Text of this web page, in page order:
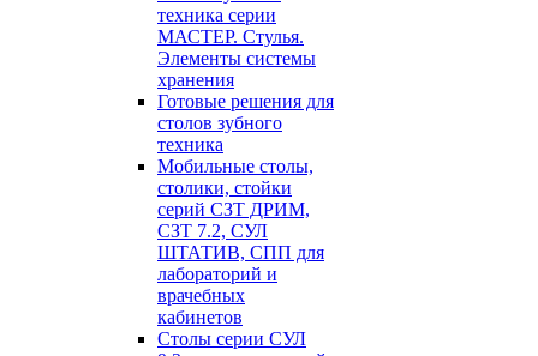
техника серии
МАСТЕР. Стулья.
Элементы системы
хранения
Готовые решения для
столов зубного
техника
Мобильные столы,
столики, стойки
серий СЗТ ДРИМ,
СЗТ 7.2, СУЛ
ШТАТИВ, СПП для
лабораторий и
врачебных
кабинетов
Столы серии СУЛ